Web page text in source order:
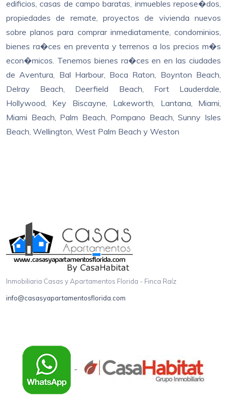
edificios, casas de campo baratas, inmuebles repose�dos,
propiedades de remate, proyectos de vivienda nuevos
sobre planos para comprar inmediatamente, condominios,
bienes ra�ces en preventa y terrenos a los precios m�s
econ�micos. Tenemos bienes ra�ces en en las ciudades
de Aventura, Bal Harbour, Boca Raton, Boynton Beach,
Delray Beach, Deerfield Beach, Fort Lauderdale,
Hollywood, Key Biscayne, Lakeworth, Lantana, Miami,
Miami Beach, Palm Beach, Pompano Beach, Sunny Isles
Beach, Wellington, West Palm Beach y Weston
Inmobiliaria Casas y Apartamentos Florida - Finca Raíz
info@casasyapartamentosflorida.com
-